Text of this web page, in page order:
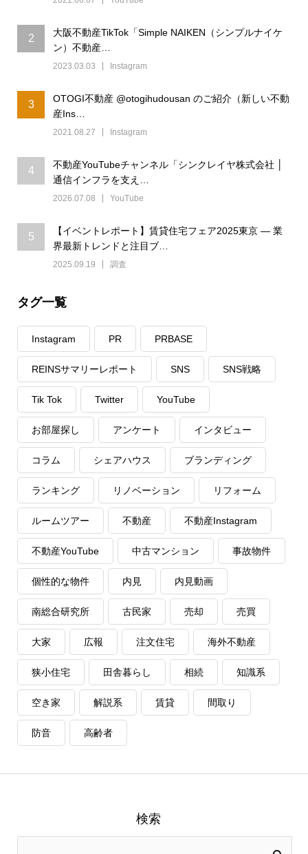
2
大阪不動産TikTok「Simple NAIKEN（シンプルナイケ
ン）不動産…
2023.03.03 Instagram
3
OTOGI不動産 @otogihudousan のご紹介（新しい不動
産Ins…
2021.08.27 Instagram
4
不動産YouTubeチャンネル「シンクレイヤ株式会社 │
通信インフラを支え…
2026.07.08 YouTube
5
【イベントレポート】賃貸住宅フェア2025東京 ― 業
界最新トレンドと注目ブ…
2025.09.19 調査
タグ一覧
Instagram PR PRBASE
REINSサマリーレポート SNS SNS戦略
Tik Tok Twitter YouTube
お部屋探し アンケート インタビュー
コラム シェアハウス ブランディング
ランキング リノベーション リフォーム
ルームツアー 不動産 不動産Instagram
不動産YouTube 中古マンション 事故物件
個性的な物件 内見 内見動画
南総合研究所 古民家 売却 売買
大家 広報 注文住宅 海外不動産
狭小住宅 田舎暮らし 相続 知識系
空き家 解説系 賃貸 間取り
防音 高齢者
検索